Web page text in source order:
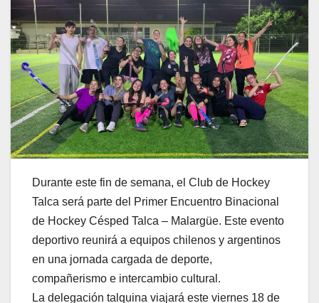
Durante este fin de semana, el Club de Hockey
Talca será parte del Primer Encuentro Binacional
de Hockey Césped Talca – Malargüe. Este evento
deportivo reunirá a equipos chilenos y argentinos
en una jornada cargada de deporte,
compañerismo e intercambio cultural.
La delegación talquina viajará este viernes 18 de